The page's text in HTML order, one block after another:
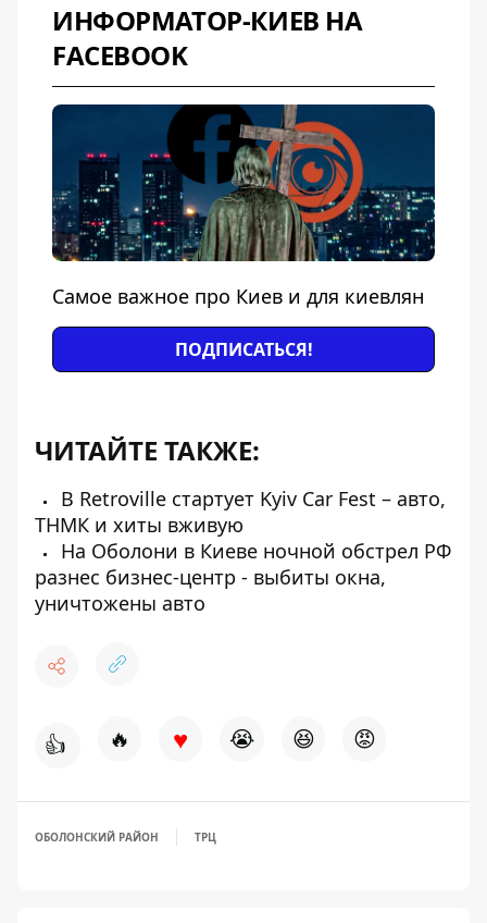
ИНФОРМАТОР-КИЕВ НА
FACEBOOK
Самое важное про Киев и для киевлян
ПОДПИСАТЬСЯ!
ЧИТАЙТЕ ТАКЖЕ:
В Retroville стартует Kyiv Car Fest – авто,
ТНМК и хиты вживую
На Оболони в Киеве ночной обстрел РФ
разнес бизнес-центр - выбиты окна,
уничтожены авто
👍 🔥 ♥ 😭 😆 😡
ОБОЛОНСКИЙ РАЙОН ТРЦ